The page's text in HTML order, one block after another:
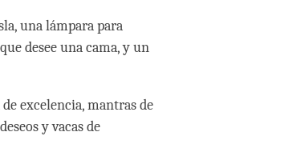
una lámpara para
desee una cama, y un
excelencia, mantras de
y vacas de